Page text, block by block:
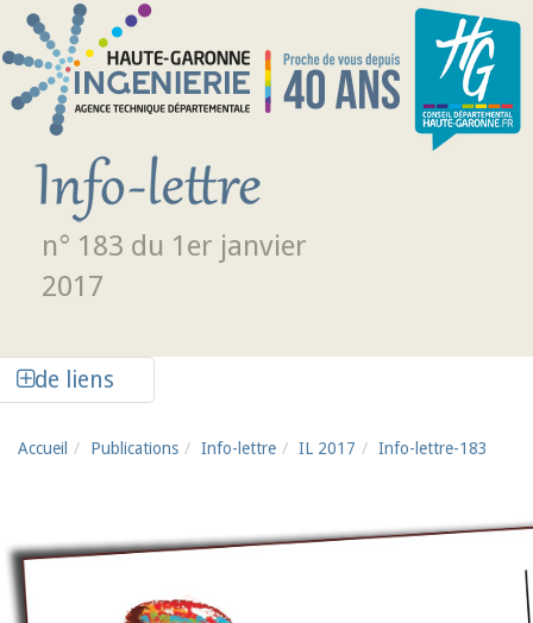
Aller au contenu principal
n° 183 du 1er janvier
2017
de liens
Accueil Publications Info-lettre IL 2017 Info-lettre-183